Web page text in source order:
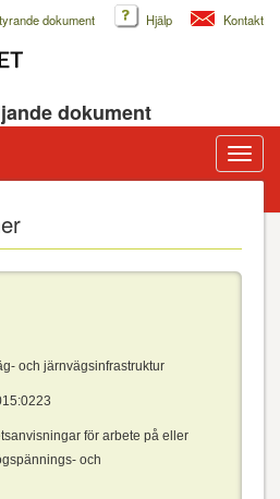
dokument Hjälp Kontakt
dokument
Visa/
meny
och järnvägsinfrastruktur
för arbete på eller
och